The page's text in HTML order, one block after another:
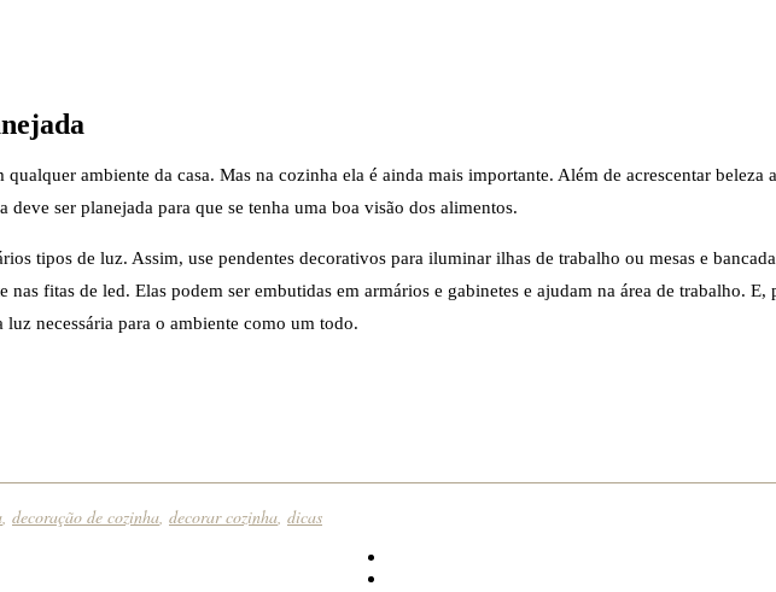
ambiente da casa. Mas na cozinha ela é ainda mais importante. Além de acrescentar beleza
ser planejada para que se tenha uma boa visão dos alimentos.
tipos de luz. Assim, use pendentes decorativos para iluminar ilhas de trabalho ou mesas e
nas fitas de led. Elas podem ser embutidas em armários e gabinetes e ajudam na área de trabalho.
necessária para o ambiente como um todo.
, decoração de cozinha, decorar cozinha, dicas